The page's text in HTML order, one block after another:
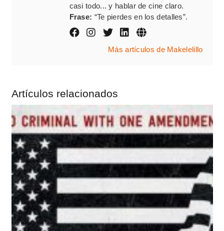
casi todo... y hablar de cine claro.
Frase: “Te pierdes en los detalles”.
Más artículos de Makelelillo
Artículos relacionados